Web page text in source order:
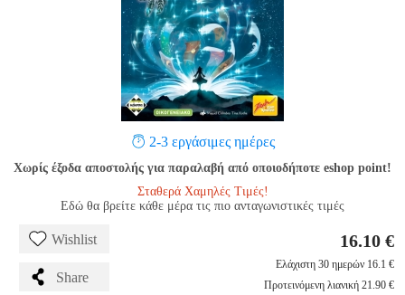
2-3 εργάσιμες ημέρες
Χωρίς έξοδα αποστολής για παραλαβή από οποιοδήποτε eshop point!
Σταθερά Χαμηλές Τιμές!
Εδώ θα βρείτε κάθε μέρα τις πιο ανταγωνιστικές τιμές
Wishlist
Share
16.10 €
Ελάχιστη 30 ημερών 16.1 €
Προτεινόμενη λιανική 21.90 €